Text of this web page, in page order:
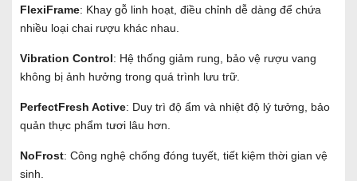
FlexiFrame: Khay gỗ linh hoạt, điều chỉnh dễ dàng để chứa
nhiều loại chai rượu khác nhau.
Vibration Control: Hệ thống giảm rung, bảo vệ rượu vang
không bị ảnh hưởng trong quá trình lưu trữ.
PerfectFresh Active: Duy trì độ ẩm và nhiệt độ lý tưởng, bảo
quản thực phẩm tươi lâu hơn.
NoFrost: Công nghệ chống đóng tuyết, tiết kiệm thời gian vệ
sinh.